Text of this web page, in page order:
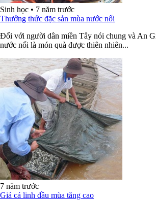
Sinh học • 7 năm trước
Thưởng thức đặc sản mùa nước nổi
Đối với người dân miền Tây nói chung và An
nước nổi là món quà được thiên nhiên...
7 năm trước
Giá cá linh đầu mùa tăng cao